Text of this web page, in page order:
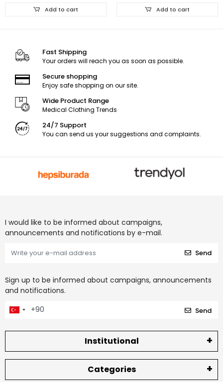
Add to cart Add to cart
Fast Shipping
Your orders will reach you as soon as possible.
Secure shopping
Enjoy safe shopping on our site.
Wide Product Range
Medical Clothing Trends
24/7 Support
You can send us your suggestions and complaints.
I would like to be informed about campaigns,
announcements and notifications by e-mail.
Send
Sign up to be informed about campaigns, announcements
and notifications.
Send
Institutional
Categories